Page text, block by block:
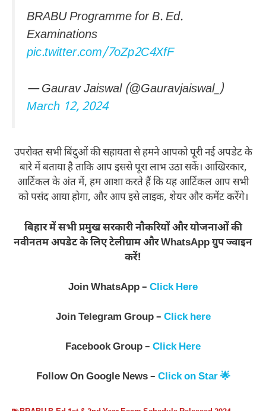
BRABU Programme for B. Ed.
Examinations
pic.twitter.com/7oZp2C4XfF
— Gaurav Jaiswal (@Gauravjaiswal_)
March 12, 2024
उपरोक्त सभी बिंदुओं की सहायता से हमने आपको पूरी नई अपडेट के
बारे में बताया है ताकि आप इससे पूरा लाभ उठा सकें। आखिरकार,
आर्टिकल के अंत में, हम आशा करते हैं कि यह आर्टिकल आप सभी
को पसंद आया होगा, और आप इसे लाइक, शेयर और कमेंट करेंगे।
बिहार में सभी प्रमुख सरकारी नौकरियों और योजनाओं की
नवीनतम अपडेट के लिए टेलीग्राम और WhatsApp ग्रुप ज्वाइन
करें!
Join WhatsApp – Click Here
Join Telegram Group – Click here
Facebook Group – Click Here
Follow On Google News – Click on Star 🌟